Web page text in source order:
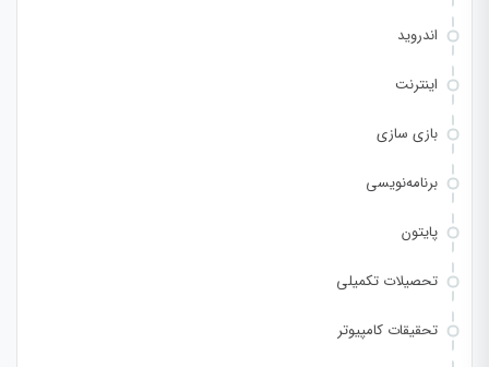
اندروید
اینترنت
بازی سازی
برنامه‌نویسی
پایتون
تحصیلات تکمیلی
تحقیقات کامپیوتر